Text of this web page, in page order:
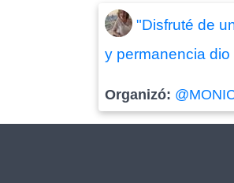
"Disfruté de
y permanencia
Organizó: